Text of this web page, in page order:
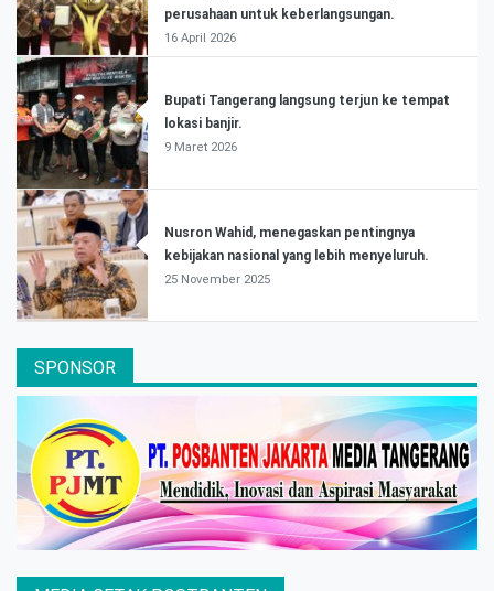
perusahaan untuk keberlangsungan.
16 April 2026
Bupati Tangerang langsung terjun ke tempat
lokasi banjir.
9 Maret 2026
Nusron Wahid, menegaskan pentingnya
kebijakan nasional yang lebih menyeluruh.
25 November 2025
SPONSOR